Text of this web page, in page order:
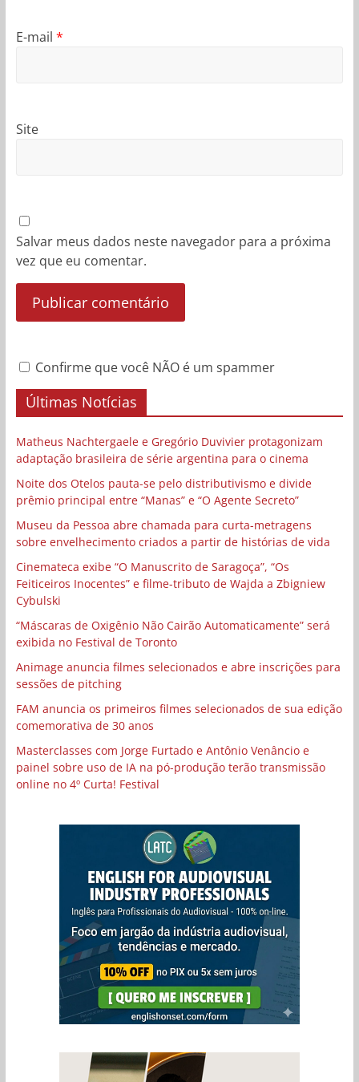
E-mail *
Site
Salvar meus dados neste navegador para a próxima
vez que eu comentar.
Confirme que você NÃO é um spammer
Últimas Notícias
Matheus Nachtergaele e Gregório Duvivier protagonizam
adaptação brasileira de série argentina para o cinema
Noite dos Otelos pauta-se pelo distributivismo e divide
prêmio principal entre “Manas” e “O Agente Secreto”
Museu da Pessoa abre chamada para curta-metragens
sobre envelhecimento criados a partir de histórias de vida
Cinemateca exibe “O Manuscrito de Saragoça”, “Os
Feiticeiros Inocentes” e filme-tributo de Wajda a Zbigniew
Cybulski
“Máscaras de Oxigênio Não Cairão Automaticamente” será
exibida no Festival de Toronto
Animage anuncia filmes selecionados e abre inscrições para
sessões de pitching
FAM anuncia os primeiros filmes selecionados de sua edição
comemorativa de 30 anos
Masterclasses com Jorge Furtado e Antônio Venâncio e
painel sobre uso de IA na pó-produção terão transmissão
online no 4º Curta! Festival